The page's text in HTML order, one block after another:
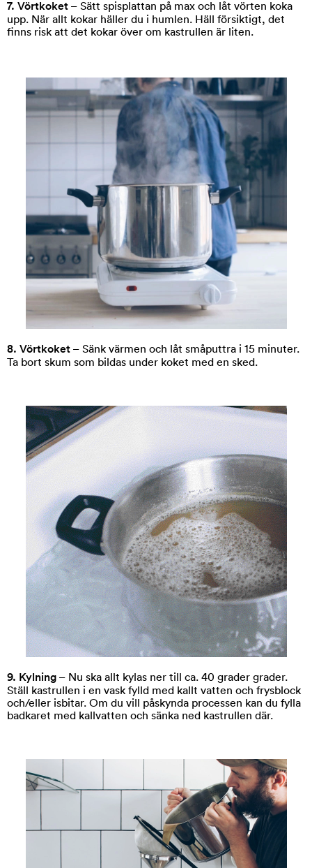
7. Vörtkoket – Sätt spisplattan på max och låt vörten koka
upp. När allt kokar häller du i humlen. Häll försiktigt, det
finns risk att det kokar över om kastrullen är liten.
8. Vörtkoket – Sänk värmen och låt småputtra i 15 minuter.
Ta bort skum som bildas under koket med en sked.
9. Kylning – Nu ska allt kylas ner till ca. 40 grader grader.
Ställ kastrullen i en vask fylld med kallt vatten och frysblock
och/eller isbitar. Om du vill påskynda processen kan du fylla
badkaret med kallvatten och sänka ned kastrullen där.